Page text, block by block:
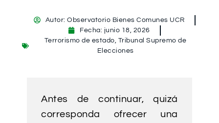
Autor: Observatorio Bienes Comunes UCR
Fecha: junio 18, 2026
Terrorismo de estado Tribunal Supremo de
Elecciones
Antes de continuar, quizá
corresponda ofrecer una